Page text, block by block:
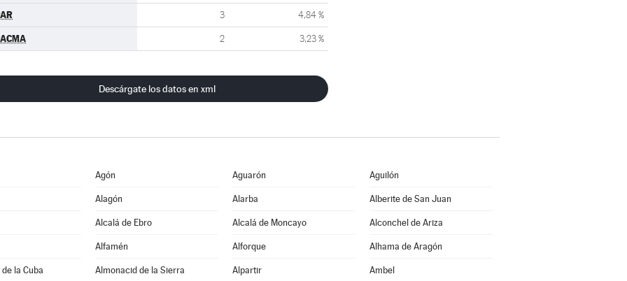
3 4,84 %
2 3,23 %
Descárgate los datos en xml
Agón Aguarón Aguilón
Alagón Alarba Alberite de San Juan
Alcalá de Ebro Alcalá de Moncayo Alconchel de Ariza
Alfamén Alforque Alhama de Aragón
la Cuba Almonacid de la Sierra Alpartir Ambel